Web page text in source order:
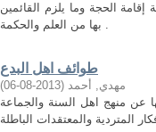
الحجة وما يلزم القائمين
بها من العلم والحكمة .
طوائف اهل البدع
مهدي, أحمد (
2013-08-06
)
عن منهج اهل السنة والجماعة
المتردية والمعتقدات الباطلة